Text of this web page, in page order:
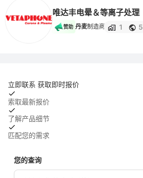
唯达丰电晕＆等离子处理
赞助 丹麦制造商 1 5
立即联系 获取即时报价
索取最新报价
了解产品细节
匹配您的需求
您的查询